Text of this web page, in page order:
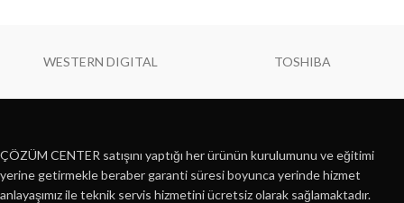
WESTERN DIGITAL TOSHIBA
ÇÖZÜM CENTER satışını yaptığı her ürünün kurulumunu ve eğitimi
yerine getirmekle beraber garanti süresi boyunca yerinde hizmet
anlayaşımız ile teknik servis hizmetini ücretsiz olarak sağlamaktadır.